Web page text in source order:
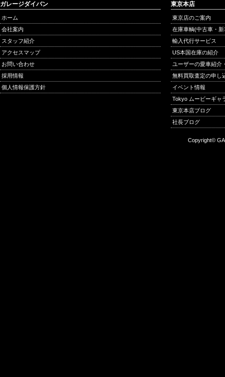
ガレージダイバン
ホーム
会社案内
スタッフ紹介
アクセスマップ
お問い合わせ
採用情報
個人情報保護方針
東京本店
東京店のご案内
在庫車輌(中古車・
輸入代行サービス
US本国在庫の紹介
ユーザーの愛車紹介
無料買取査定の申し
イベント情報
Tokyo ムービーギャ
東京本店ブログ
社長ブログ
Copyright©